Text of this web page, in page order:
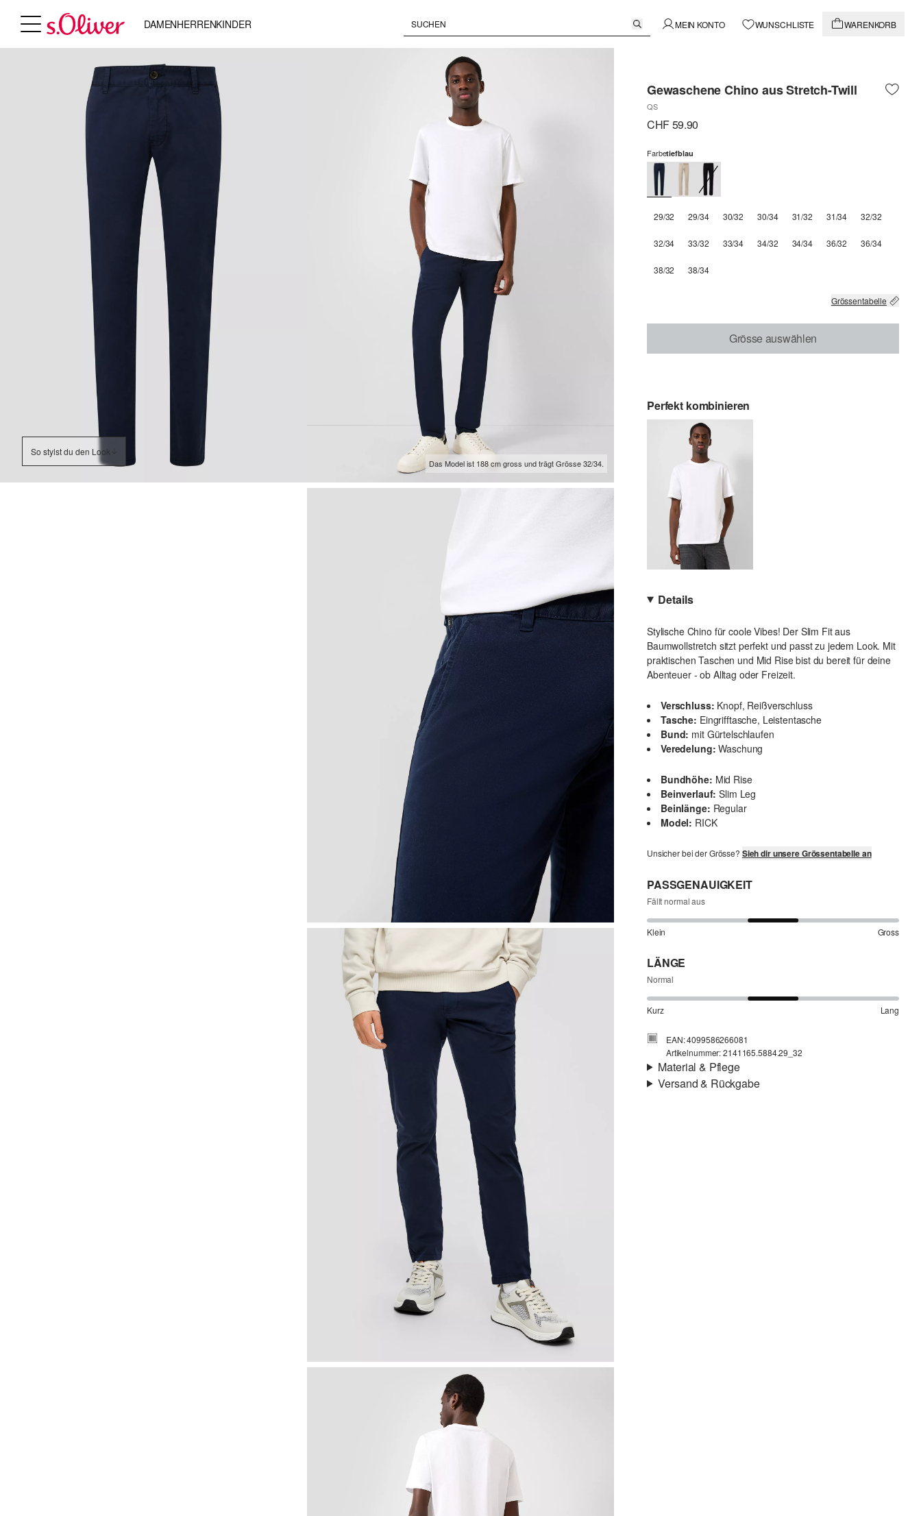
DAMENHERRENKINDER MEIN KONTO WUNSCHLISTE WARENKORB
So stylst du den Look
Das Model ist 188 cm gross und trägt Grösse 32/34.
Gewaschene Chino aus Stretch-Twill
QS
CHF 59.90
Farbetiefblau
29/32 29/34 30/32 30/34 31/32 31/34 32/32
32/34 33/32 33/34 34/32 34/34 36/32 36/34
38/32 38/34
Grössentabelle
Grösse auswählen
Perfekt kombinieren
Details
Stylische Chino für coole Vibes! Der Slim Fit aus
Baumwollstretch sitzt perfekt und passt zu jedem Look. Mit
praktischen Taschen und Mid Rise bist du bereit für deine
Abenteuer - ob Alltag oder Freizeit.
Verschluss: Knopf, Reißverschluss
Tasche: Eingrifftasche, Leistentasche
Bund: mit Gürtelschlaufen
Veredelung: Waschung
Bundhöhe: Mid Rise
Beinverlauf: Slim Leg
Beinlänge: Regular
Model: RICK
Unsicher bei der Grösse? Sieh dir unsere Grössentabelle an
PASSGENAUIGKEIT
Fällt normal aus
Klein Gross
LÄNGE
Normal
Kurz Lang
EAN: 4099586266081
Artikelnummer: 2141165.5884.29_32
Material & Pflege
Versand & Rückgabe